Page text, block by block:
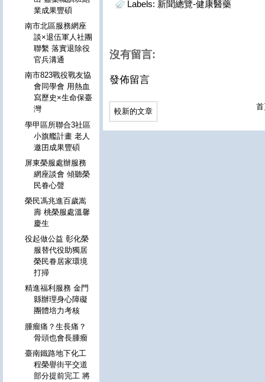
Labels: 新聞總覽-健康醫藥
沒有留言:
發佈留言
較新的文章
業成果豐碩
南市北區服務網座
談×退伍軍人社團
聯繫 落實退除役
官兵溝通
南市823戰役戰友協
會同學會 用熱血
寫歷史×生命保臺
灣
學甲區所聯合3社區
小旗艦計畫 老人
邀囝成果豐碩
屏東榮服處辦服務
網座談會 傾聽榮
民眷心聲
榮民馮兆進百歲嵩
壽 桃榮服處溫馨
慶生
役起做公益 彰化榮
服替代役助獨居
榮民眷居家環境
打掃
精進福利服務 金門
縣辦理身心障礙
團體培力考核
腫瘤痛？生長痛？
骨頭也會長腫瘤
臺南鐵路地下化工
程榮譽街平交道
部分提前完工 將